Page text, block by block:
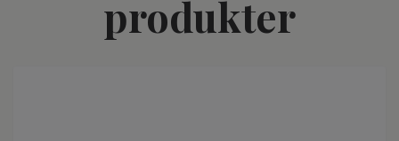
produkter